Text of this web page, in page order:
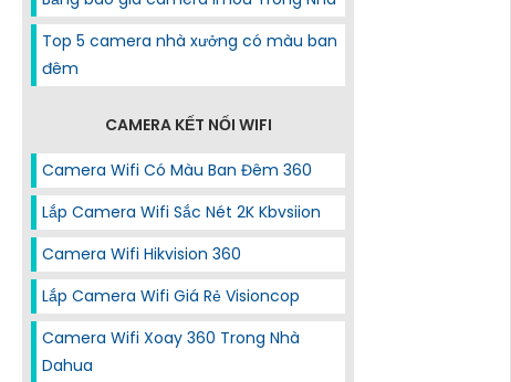
Top 5 camera nhà xưởng có màu ban
đêm
CAMERA KẾT NỐI WIFI
Camera Wifi Có Màu Ban Đêm 360
Lắp Camera Wifi Sắc Nét 2K Kbvsiion
Camera Wifi Hikvision 360
Lắp Camera Wifi Giá Rẻ Visioncop
Camera Wifi Xoay 360 Trong Nhà
Dahua